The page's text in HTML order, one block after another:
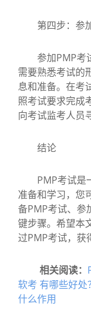
第四步：参
参加PMP考试
需要熟悉考试的
息和准备。在考
照考试要求完成
向考试监考人员
结论
PMP考试是一
准备和学习，您
备PMP考试、参
键步骤。希望本
过PMP考试，获
相关阅读：
软考 有哪些好处
什么作用